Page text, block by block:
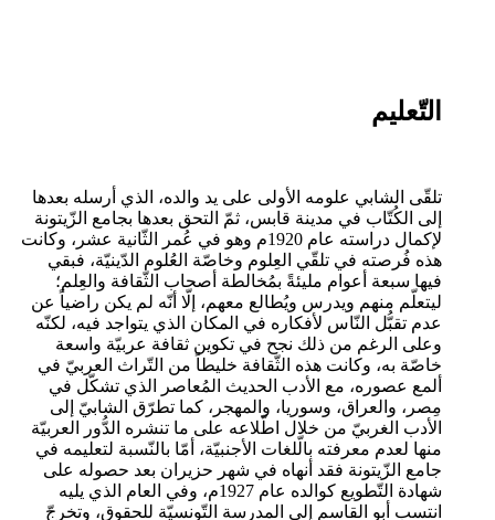
التّعليم
تلقّى الشابي علومه الأولى على يد والده، الذي أرسله بعدها
إلى الكُتّاب في مدينة قابس، ثمّ التحق بعدها بجامع الزّيتونة
لإكمال دراسته عام 1920م وهو في عُمر الثّانية عشر، وكانت
هذه فُرصته في تلقّي العِلوم وخاصّة العُلوم الدّينيّة، فبقي
فيها سبعة أعوام مليئةً بمُخالطة أصحاب الثّقافة والعِلم؛
ليتعلّم منهم ويدرس ويُطالع معهم، إلّا أنّه لم يكن راضياً عن
عدم تقبُّل النّاس لأفكاره في المكان الذي يتواجد فيه، لكنّه
وعلى الرغم من ذلك نجح في تكوين ثقافة عربيّة واسعة
خاصّة به، وكانت هذه الثّقافة خليطاً من التّراث العربيّ في
ألمع عصوره، مع الأدب الحديث المُعاصر الذي تشكّل في
مِصر، والعراق، وسوريا، والمهجر، كما تطرّق الشابيّ إلى
الأدب الغربيّ من خلال اطّلاعه على ما تنشره الدُّور العربيّة
منها لعدم معرفته بالّلغات الأجنبيّة، أمّا بالنّسبة لتعليمه في
جامع الزّيتونة فقد أنهاه في شهر حزيران بعد حصوله على
شهادة التّطويع كوالده عام 1927م، وفي العام الذي يليه
انتسب أبو القاسم إلى المدرسة التّونسيّة للحقوق، وتخرجّ